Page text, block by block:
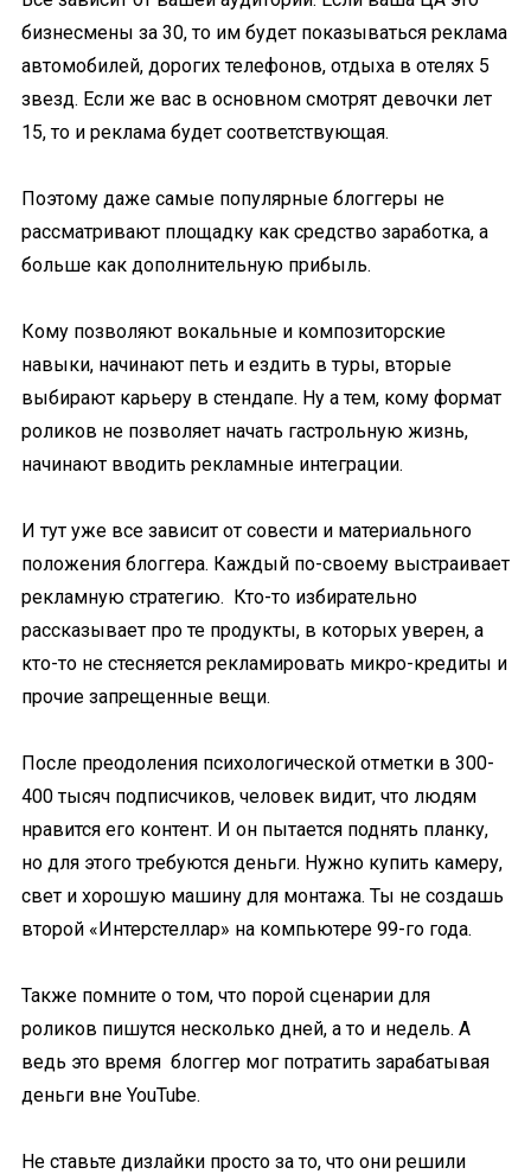
бизнесмены за 30, то им будет показываться реклама
автомобилей, дорогих телефонов, отдыха в отелях 5
звезд. Если же вас в основном смотрят девочки лет
15, то и реклама будет соответствующая.
Поэтому даже самые популярные блоггеры не
рассматривают площадку как средство заработка, а
больше как дополнительную прибыль.
Кому позволяют вокальные и композиторские
навыки, начинают петь и ездить в туры, вторые
выбирают карьеру в стендапе. Ну а тем, кому формат
роликов не позволяет начать гастрольную жизнь,
начинают вводить рекламные интеграции.
И тут уже все зависит от совести и материального
положения блоггера. Каждый по-своему выстраивает
рекламную стратегию. Кто-то избирательно
рассказывает про те продукты, в которых уверен, а
кто-то не стесняется рекламировать микро-кредиты и
прочие запрещенные вещи.
После преодоления психологической отметки в 300-
400 тысяч подписчиков, человек видит, что людям
нравится его контент. И он пытается поднять планку,
но для этого требуются деньги. Нужно купить камеру,
свет и хорошую машину для монтажа. Ты не создашь
второй «Интерстеллар» на компьютере 99-го года.
Также помните о том, что порой сценарии для
роликов пишутся несколько дней, а то и недель. А
ведь это время блоггер мог потратить зарабатывая
деньги вне YouTube.
Не ставьте дизлайки просто за то, что они решили